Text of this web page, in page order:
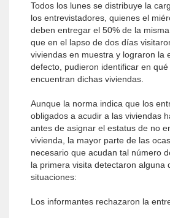
Todos los lunes se distribuye la
los entrevistadores, quienes el
deben entregar el 50% de la
que en el lapso de dos días
viviendas en muestra y lograron la
defecto, pudieron identificar en
encuentran dichas viviendas.
Aunque la norma indica que los
obligados a acudir a las viviendas
antes de asignar el estatus de no
vivienda, la mayor parte de las
necesario que acudan tal número
la primera visita detectaron alguna
situaciones:
Los informantes rechazaron la